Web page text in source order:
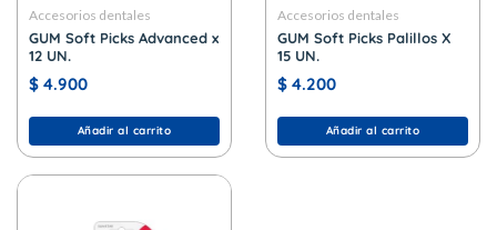
Accesorios dentales
GUM Soft Picks Advanced x
12 UN.
$ 4.900
Añadir al carrito
Accesorios dentales
GUM Soft Picks Palillos X
15 UN.
$ 4.200
Añadir al carrito